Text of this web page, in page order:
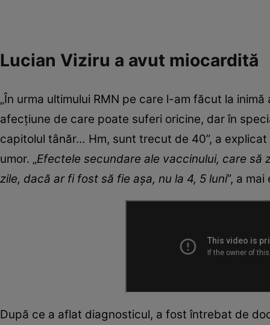
Lucian Viziru a avut miocardită
„În urma ultimului RMN pe care l-am făcut la
afecțiune de care poate suferi oricine, dar în
capitolul tânăr… Hm, sunt trecut de 40”, a
umor. „Efectele secundare ale vaccinului, care să
zile, dacă ar fi fost să fie așa, nu la 4, 5 luni”, a
După ce a aflat diagnosticul, a fost întrebat de